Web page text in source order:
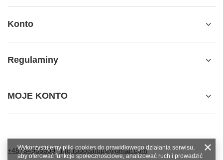
Konto
Regulaminy
MOJE KONTO
+48784966809 info.robotshops@gmail.com
Wykorzystujemy pliki cookies do prawidłowego działania serwisu,
aby oferować funkcje społecznościowe, analizować ruch i prowadzić